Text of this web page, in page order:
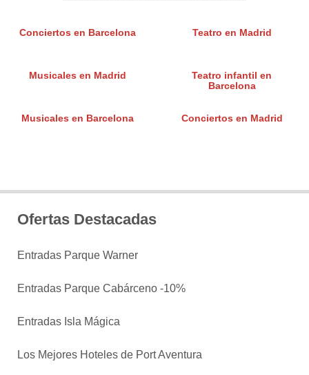
Conciertos en Barcelona Teatro en Madrid
Musicales en Madrid
Teatro infantil en
Barcelona
Musicales en Barcelona Conciertos en Madrid
Ofertas Destacadas
Entradas Parque Warner
Entradas Parque Cabárceno -10%
Entradas Isla Mágica
Los Mejores Hoteles de Port Aventura